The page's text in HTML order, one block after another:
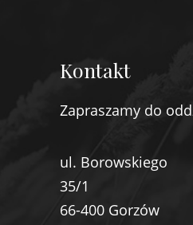
Kontakt
Zapraszamy do
ul. Borowskiego
35/1
66-400 Gorzów